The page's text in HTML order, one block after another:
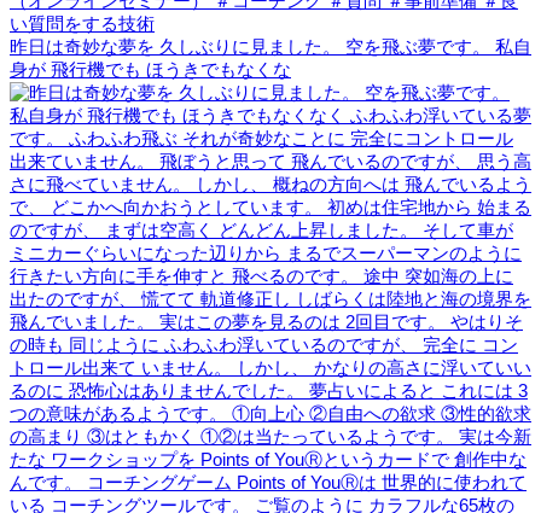
昨日は奇妙な夢を 久しぶりに見ました。 空を飛ぶ夢です。 私自
身が 飛行機でも ほうきでもなくな